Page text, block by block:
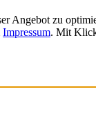
Angebot zu
Impressum. Mit